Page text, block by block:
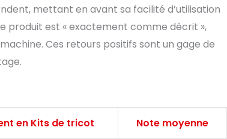
mettant en avant sa facilité d’utilisation
produit est « exactement comme décrit »,
Ces retours positifs sont un gage de
en Kits de tricot Note moyenne